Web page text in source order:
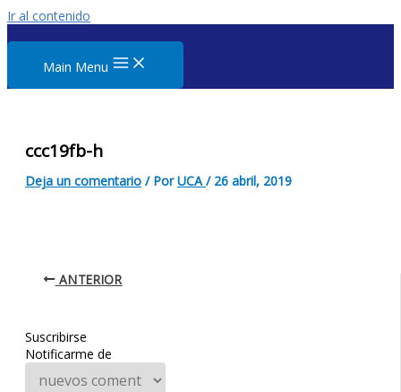
Ir al contenido
Main Menu
ccc19fb-h
Deja un comentario / PorUCA/ 26 abril, 2019
ANTERIOR
Suscribirse
Notificarme de